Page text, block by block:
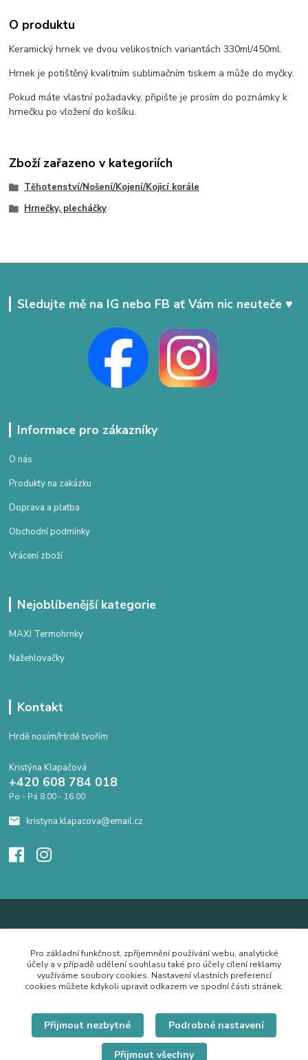
O produktu
Keramický hrnek ve dvou velikostních variantách 330ml/450ml.
Hrnek je potištěný kvalitním sublimačním tiskem a může do myčky.
Pokud máte vlastní požadavky, připište je prosím do poznámky k
hrnečku po vložení do košíku.
Zboží zařazeno v kategoriích
Těhotenství/Nošení/Kojení/Kojicí korále
Hrnečky, plecháčky
Sledujte mě na IG nebo FB ať Vám nic neuteče ♥
Informace pro zákazníky
O nás
Produkty na zakázku
Doprava a platba
Obchodní podmínky
Vrácení zboží
Nejoblíbenější kategorie
MAXI Termohrnky
Nažehlovačky
Kontakt
Hrdě nosím/Hrdě tvořím
Kristýna Klapačová
+420 608 784 018
Po - Pá 8.00 - 16.00
kristyna.klapacova@email.cz
Pro základní funkčnost, zpříjemnění používání webu, analytické
účely a v případě udělení souhlasu také pro účely cílení reklamy
využíváme soubory cookies. Nastavení vlastních preferencí
cookies můžete kdykoli upravit odkazem ve spodní části stránek.
Přijmout nezbytné Podrobné nastavení
Přijmout všechny